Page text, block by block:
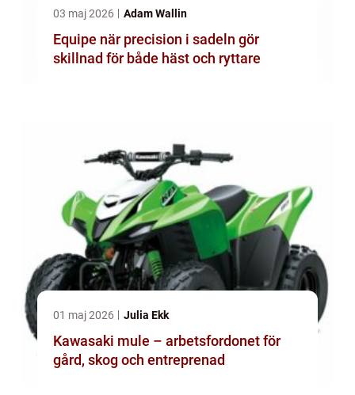
03 maj 2026 Adam Wallin
Equipe när precision i sadeln gör
skillnad för både häst och ryttare
01 maj 2026 Julia Ekk
Kawasaki mule – arbetsfordonet för
gård, skog och entreprenad